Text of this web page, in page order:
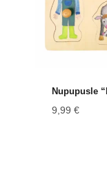
Nupupusle
9,99 €